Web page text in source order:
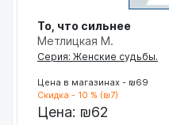
То, что сильнее
Метлицкая М.
Серия: Женские судьбы.
Цена в магазинах - ₪69
Скидка - 10 % (₪7)
Цена: ₪62